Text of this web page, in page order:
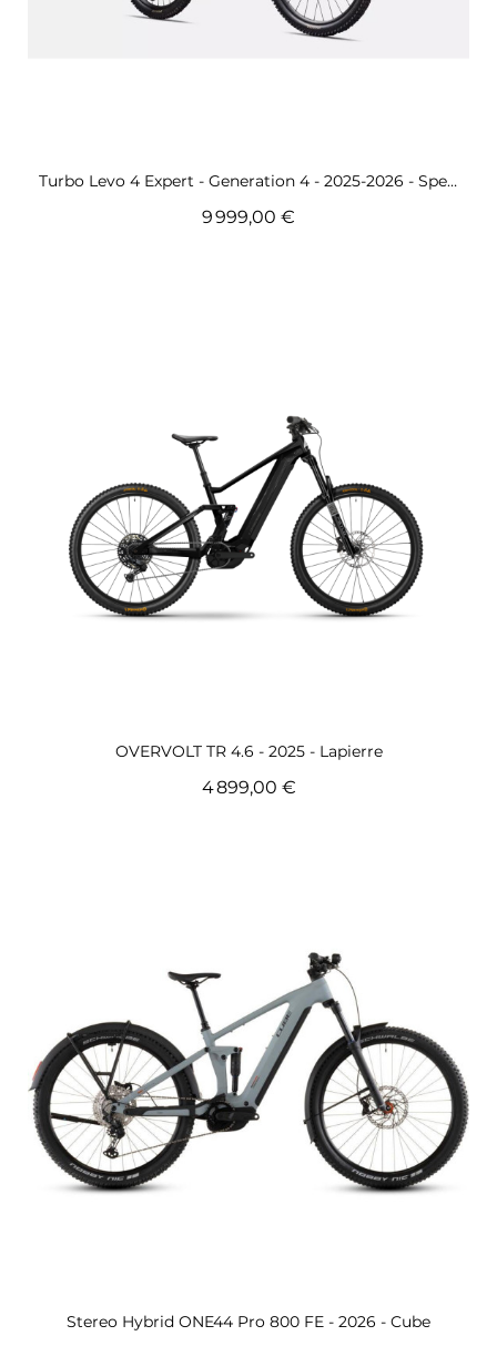
Voir ce vélo de route Femme Turbo Levo 4 Expert - Generation 4 - 2025-2026 - Specialized
9 999,00 €
Voir ce vélo de route Femme
OVERVOLT TR 4.6 - 2025 - Lapierre
4 899,00 €
Voir ce vélo de route Femme
Stereo Hybrid ONE44 Pro 800 FE - 2026 - Cube